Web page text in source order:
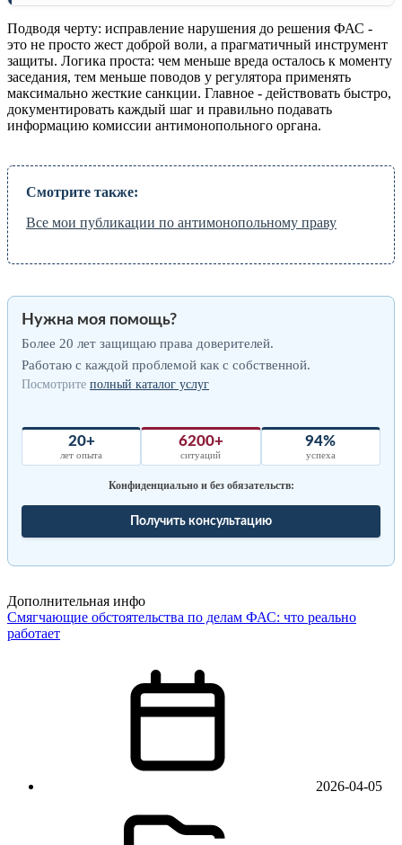
Подводя черту: исправление нарушения до решения ФАС -
это не просто жест доброй воли, а прагматичный инструмент
защиты. Логика проста: чем меньше вреда осталось к моменту
заседания, тем меньше поводов у регулятора применять
максимально жесткие санкции. Главное - действовать быстро,
документировать каждый шаг и правильно подавать
информацию комиссии антимонопольного органа.
Смотрите также:
Все мои публикации по антимонопольному праву
Нужна моя помощь?
Более 20 лет защищаю права доверителей.
Работаю с каждой проблемой как с собственной.
Посмотрите полный каталог услуг
20+
лет опыта
6200+
ситуаций
94%
успеха
Конфиденциально и без обязательств:
Получить консультацию
Дополнительная инфо
Смягчающие обстоятельства по делам ФАС: что реально
работает
2026-04-05